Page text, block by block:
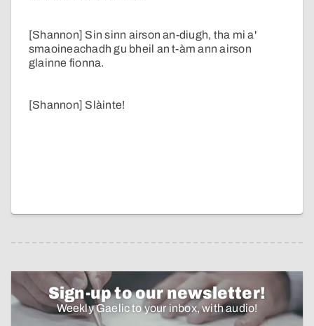
[Shannon] Sin sinn airson an-diugh, tha mi a'
smaoineachadh gu bheil an t-àm ann airson
glainne fionna.
[Shannon] Slàinte!
Sign-up to our newsletter!
Weekly Gaelic to your inbox, with audio!